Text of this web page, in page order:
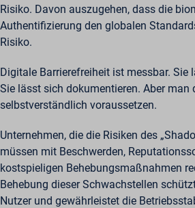
Risiko. Davon auszugehen, dass die
Authentifizierung den globalen
Risiko.
Digitale Barrierefreiheit ist messbar. Sie
Sie lässt sich dokumentieren. Aber man
selbstverständlich voraussetzen.
Unternehmen, die die Risiken des
müssen mit Beschwerden,
kostspieligen Behebungsmaßnahmen
Behebung dieser Schwachstellen
Nutzer und gewährleistet die
ws_form_*_hash